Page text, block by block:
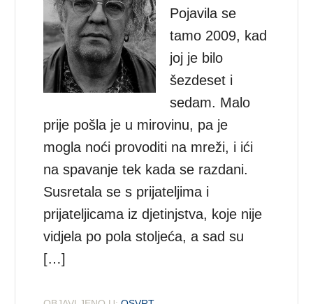
Pojavila se
tamo 2009, kad
joj je bilo
šezdeset i
sedam. Malo
prije pošla je u mirovinu, pa je
mogla noći provoditi na mreži, i ići
na spavanje tek kada se razdani.
Susretala se s prijateljima i
prijateljicama iz djetinjstva, koje nije
vidjela po pola stoljeća, a sad su
[…]